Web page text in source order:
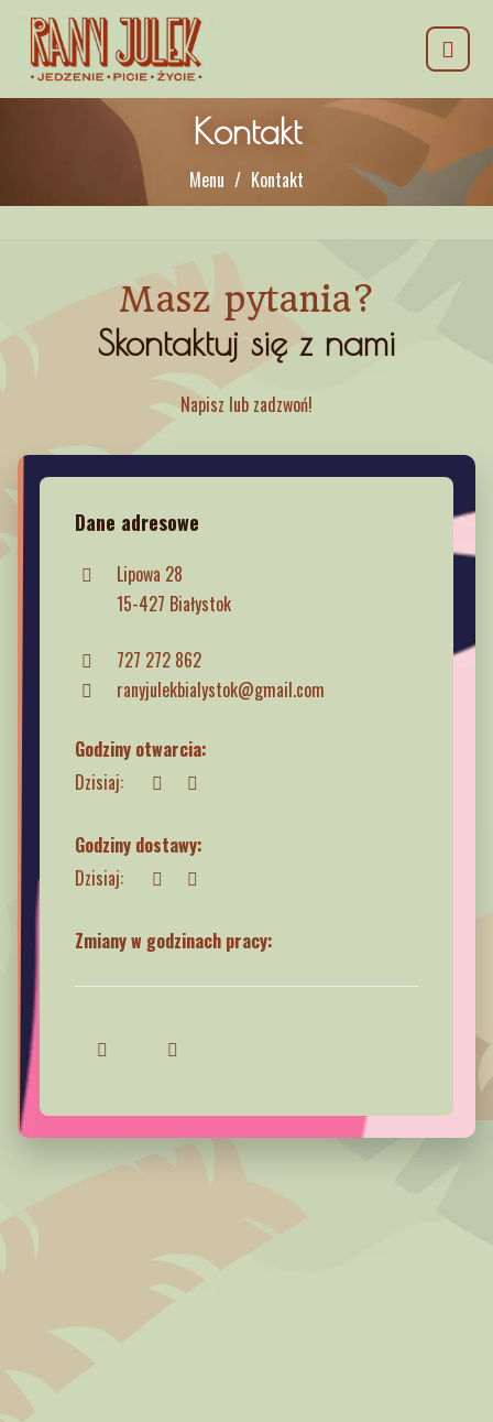
Kontakt
Menu Kontakt
Masz pytania?
Skontaktuj się z nami
Napisz lub zadzwoń!
Dane adresowe
Lipowa 28
15-427 Białystok
727 272 862
ranyjulekbialystok@gmail.com
Godziny otwarcia:
Dzisiaj:
Godziny dostawy:
Dzisiaj:
Zmiany w godzinach pracy: